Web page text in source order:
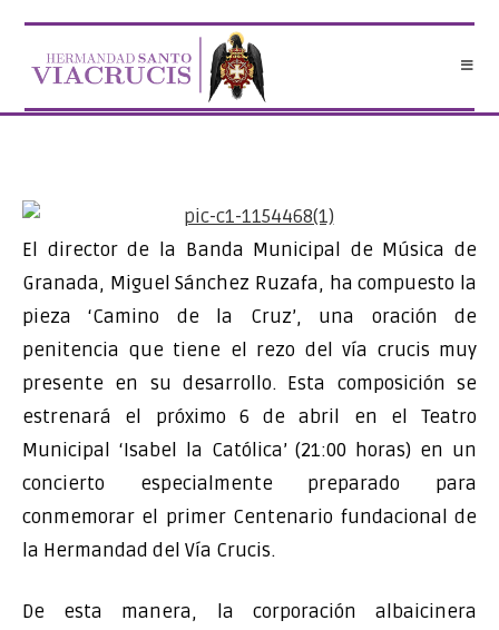
contenido
El director de la Banda Municipal de Música de
Granada, Miguel Sánchez Ruzafa, ha compuesto la
pieza ‘Camino de la Cruz’, una oración de
penitencia que tiene el rezo del vía crucis muy
presente en su desarrollo. Esta composición se
estrenará el próximo 6 de abril en el Teatro
Municipal ‘Isabel la Católica’ (21:00 horas) en un
concierto especialmente preparado para
conmemorar el primer Centenario fundacional de
la Hermandad del Vía Crucis.
De esta manera, la corporación albaicinera